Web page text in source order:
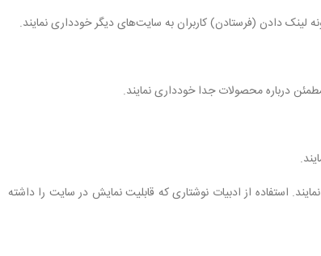
استفاده از ادبیات نوشتاری که قابلیت نمایش در سایت را داشته